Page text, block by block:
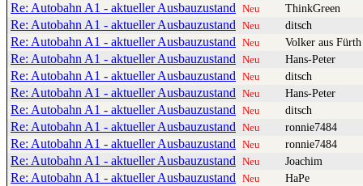
Re: Autobahn A1 - aktueller Ausbauzustand Neu ThinkGreen
Re: Autobahn A1 - aktueller Ausbauzustand Neu ditsch
Re: Autobahn A1 - aktueller Ausbauzustand Neu Volker aus Fürth
Re: Autobahn A1 - aktueller Ausbauzustand Neu Hans-Peter
Re: Autobahn A1 - aktueller Ausbauzustand Neu ditsch
Re: Autobahn A1 - aktueller Ausbauzustand Neu Hans-Peter
Re: Autobahn A1 - aktueller Ausbauzustand Neu ditsch
Re: Autobahn A1 - aktueller Ausbauzustand Neu ronnie7484
Re: Autobahn A1 - aktueller Ausbauzustand Neu ronnie7484
Re: Autobahn A1 - aktueller Ausbauzustand Neu Joachim
Re: Autobahn A1 - aktueller Ausbauzustand Neu HaPe